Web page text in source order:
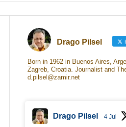
Drago Pilsel
Born in 1962 in Buenos Aires,
Zagreb, Croatia. Journalist and
d.pilsel@zamir.net
Drago Pilsel 4 Jul